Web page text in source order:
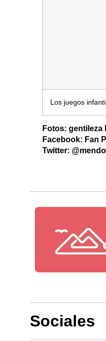
Los juegos
Fotos: gentileza
Facebook: Fan
Twitter:
Sociales